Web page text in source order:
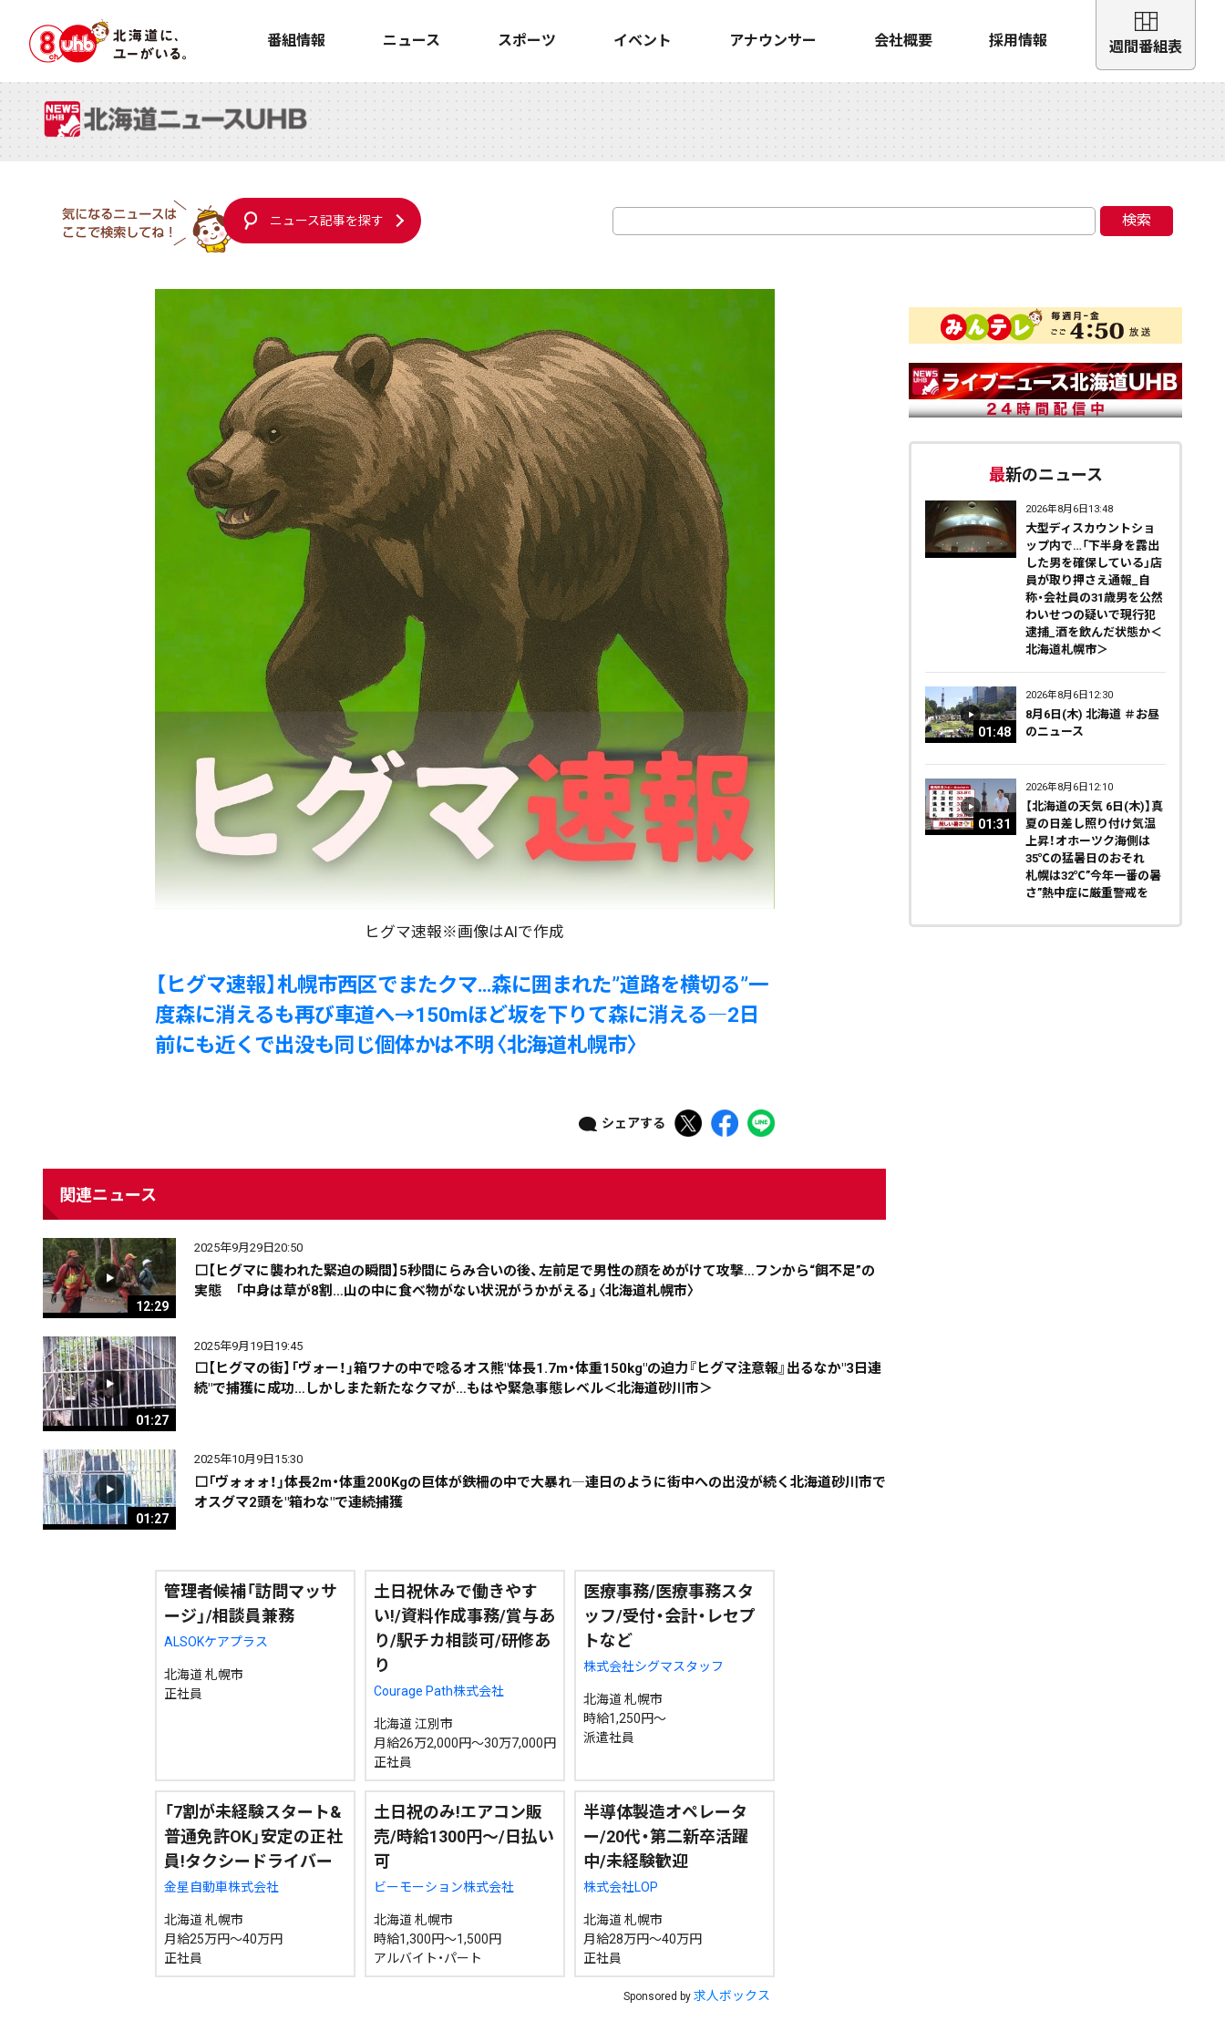
番組情報 ニュース スポーツ イベント アナウンサー 会社概要 採用情報 週間番組表
ニュース記事を探す 検索
ヒグマ速報※画像はAIで作成
【ヒグマ速報】札幌市西区でまたクマ…森に囲まれた”道路を横切る”一
度森に消えるも再び車道へ→150mほど坂を下りて森に消える―2日
前にも近くで出没も同じ個体かは不明〈北海道札幌市〉
シェアする
関連ニュース
12:29
2025年9月29日20:50
⬜【ヒグマに襲われた緊迫の瞬間】5秒間にらみ合いの後、左前足で男性の顔をめがけて攻撃…フンから“餌不足”の
実態 「中身は草が8割…山の中に食べ物がない状況がうかがえる」〈北海道札幌市〉
01:27
2025年9月19日19:45
⬜【ヒグマの街】「ヴォー！」箱ワナの中で唸るオス熊"体長1.7m・体重150kg"の迫力『ヒグマ注意報』出るなか"3日連
続"で捕獲に成功…しかしまた新たなクマが…もはや緊急事態レベル＜北海道砂川市＞
01:27
2025年10月9日15:30
⬜「ヴォォォ！」体長2m・体重200Kgの巨体が鉄柵の中で大暴れ―連日のように街中への出没が続く北海道砂川市で
オスグマ2頭を"箱わな"で連続捕獲
管理者候補「訪問マッサ
ージ」/相談員兼務
ALSOKケアプラス
北海道 札幌市
正社員
土日祝休みで働きやす
い!/資料作成事務/賞与あ
り/駅チカ相談可/研修あ
り
Courage Path株式会社
北海道 江別市
月給26万2,000円～30万7,000円
正社員
医療事務/医療事務スタ
ッフ/受付・会計・レセプ
トなど
株式会社シグマスタッフ
北海道 札幌市
時給1,250円～
派遣社員
「7割が未経験スタート&
普通免許OK」安定の正社
員!タクシードライバー
金星自動車株式会社
北海道 札幌市
月給25万円～40万円
正社員
土日祝のみ!エアコン販
売/時給1300円～/日払い
可
ビーモーション株式会社
北海道 札幌市
時給1,300円～1,500円
アルバイト・パート
半導体製造オペレータ
ー/20代・第二新卒活躍
中/未経験歓迎
株式会社LOP
北海道 札幌市
月給28万円～40万円
正社員
Sponsored by 求人ボックス
最新のニュース
2026年8月6日13:48
大型ディスカウントショ
ップ内で…「下半身を露出
した男を確保している」店
員が取り押さえ通報_自
称・会社員の31歳男を公然
わいせつの疑いで現行犯
逮捕_酒を飲んだ状態か＜
北海道札幌市＞
01:48
2026年8月6日12:30
8月6日(木) 北海道 ＃お昼
のニュース
01:31
2026年8月6日12:10
【北海道の天気 6日(木)】真
夏の日差し照り付け気温
上昇！オホーツク海側は
35℃の猛暑日のおそれ
札幌は32℃”今年一番の暑
さ”熱中症に厳重警戒を
配信日 きのう
エリア
絞り込み検索
~
カテゴリで絞る 地域で絞る キーワードで絞る
検索